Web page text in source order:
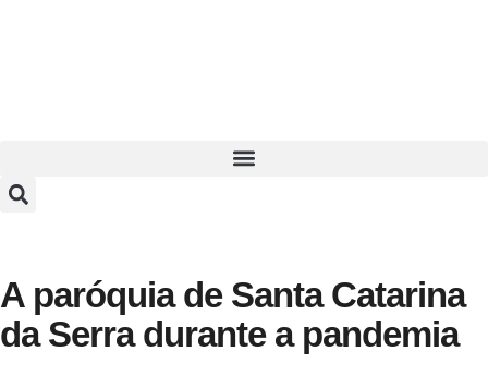
A paróquia de Santa Catarina
da Serra durante a pandemia